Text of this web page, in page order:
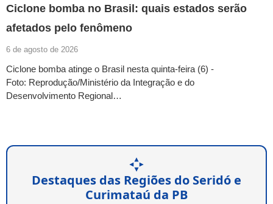
Ciclone bomba no Brasil: quais estados serão
afetados pelo fenômeno
6 de agosto de 2026
Ciclone bomba atinge o Brasil nesta quinta-feira (6) -
Foto: Reprodução/Ministério da Integração e do
Desenvolvimento Regional…
Destaques das Regiões do Seridó e
Curimataú da PB